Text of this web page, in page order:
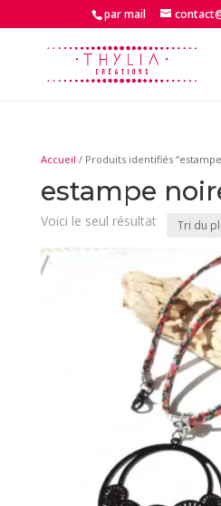
par mail
Accueil / Produits identifiés
estampe
Voici le seul résultat